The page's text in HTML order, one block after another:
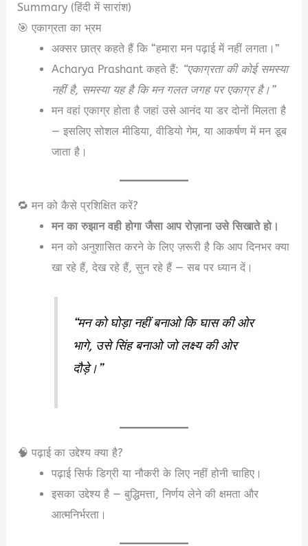
Summary (हिंदी में सारांश)
🎯 एकाग्रता का भ्रम
अक्सर छात्र कहते हैं कि “हमारा मन पढ़ाई में नहीं लगता।”
Acharya Prashant कहते हैं: “एकाग्रता की कोई समस्या
नहीं है, समस्या यह है कि मन गलत जगह पर एकाग्र है।”
मन वहां एकाग्र होता है जहां उसे आनंद या डर दोनों मिलता है
— इसलिए सोशल मीडिया, वीडियो गेम, या आकर्षण में मन डूब
जाता है।
🔁 मन को कैसे प्रशिक्षित करें?
मन का रुझान वही होगा जैसा आप रोज़ाना उसे सिखाते हो।
मन को अनुशासित करने के लिए ज़रूरी है कि आप दिनभर क्या
खा रहे हैं, देख रहे हैं, सुन रहे हैं — सब पर ध्यान दें।
“मन को घोड़ा नहीं बनाओ कि घास की ओर
भागे, उसे सिंह बनाओ जो लक्ष्य की ओर
दौड़े।”
🧠 पढ़ाई का उद्देश्य क्या है?
पढ़ाई सिर्फ डिग्री या नौकरी के लिए नहीं होनी चाहिए।
इसका उद्देश्य है — बुद्धिमत्ता, निर्णय लेने की क्षमता और
आत्मनिर्भरता।